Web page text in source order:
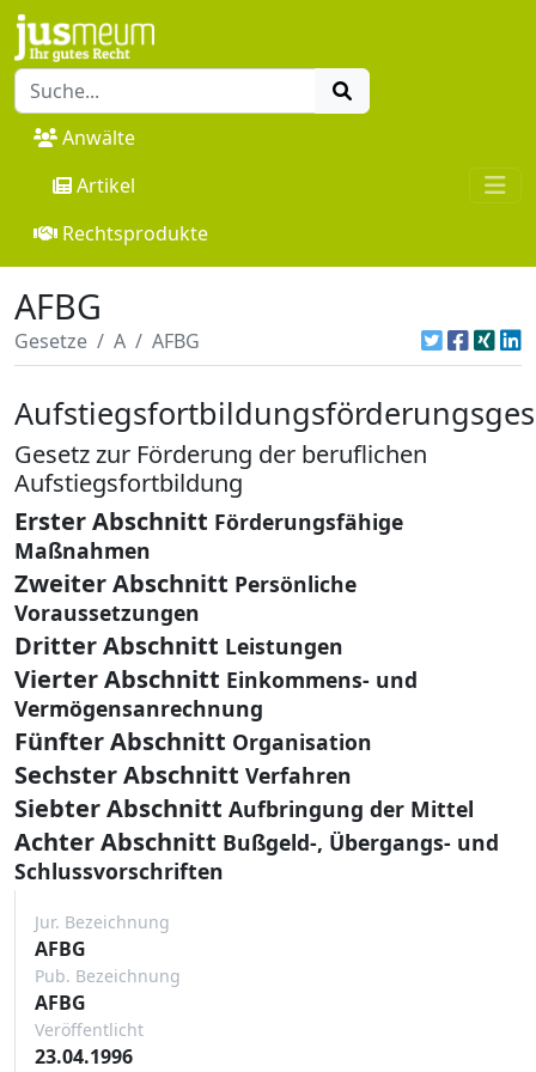
Anwälte
Artikel
Rechtsprodukte
AFBG
Gesetze A AFBG
Gesetz zur Förderung der beruflichen
Aufstiegsfortbildung
Erster Abschnitt Förderungsfähige
Maßnahmen
Zweiter Abschnitt Persönliche
Voraussetzungen
Dritter Abschnitt Leistungen
Vierter Abschnitt Einkommens- und
Vermögensanrechnung
Fünfter Abschnitt Organisation
Sechster Abschnitt Verfahren
Siebter Abschnitt Aufbringung der Mittel
Achter Abschnitt Bußgeld-, Übergangs- und
Schlussvorschriften
Jur. Bezeichnung
AFBG
Pub. Bezeichnung
AFBG
Veröffentlicht
23.04.1996